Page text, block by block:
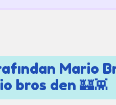
Mario
bros den 🏰👾